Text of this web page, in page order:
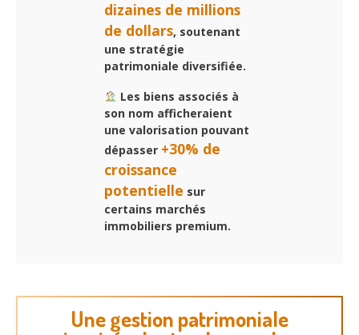
dizaines de millions
de dollars, soutenant
une stratégie
patrimoniale diversifiée.
Les biens associés à
son nom afficheraient
une valorisation pouvant
dépasser +30% de
croissance
potentielle sur
certains marchés
immobiliers premium.
Une gestion patrimoniale